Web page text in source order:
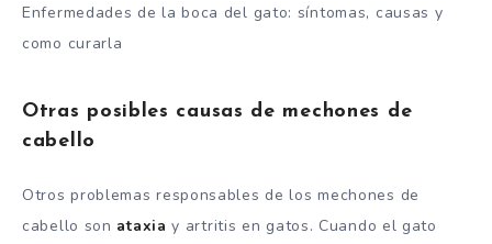
Enfermedades de la boca del gato: síntomas, causas y
como curarla
Otras posibles causas de mechones de
cabello
Otros problemas responsables de los mechones de
cabello son ataxia y artritis en gatos. Cuando el gato